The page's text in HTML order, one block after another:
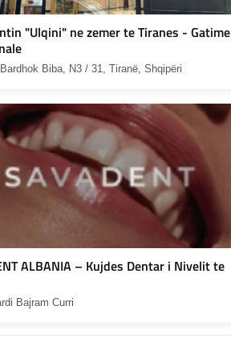
"Ulqini" ne zemer te Tiranes - Gatime
Biba, N3 / 31, Tiranë, Shqipëri
ALBANIA – Kujdes Dentar i Nivelit te
Bajram Curri